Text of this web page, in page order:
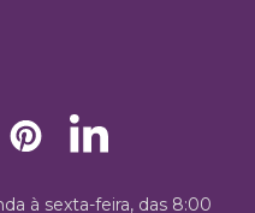
à sexta-feira, das 8:00